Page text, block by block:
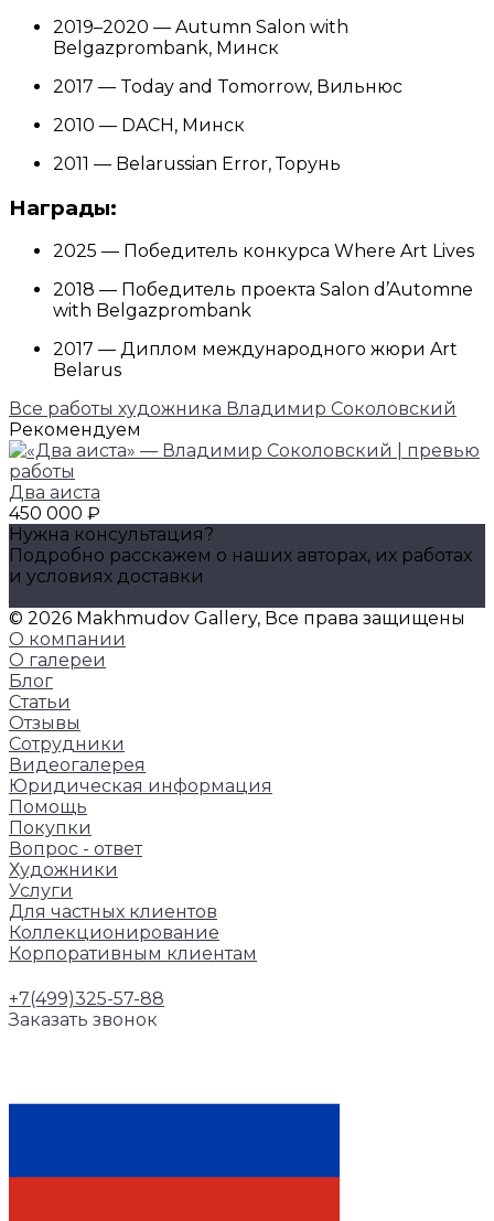
2019–2020 — Autumn Salon with
Belgazprombank, Минск
2017 — Today and Tomorrow, Вильнюс
2010 — DACH, Минск
2011 — Belarussian Error, Торунь
Награды:
2025 — Победитель конкурса Where Art Lives
2018 — Победитель проекта Salon d’Automne
with Belgazprombank
2017 — Диплом международного жюри Art
Belarus
Все работы художника Владимир Соколовский
Рекомендуем
Два аиста
450 000 ₽
Нужна консультация?
Подробно расскажем о наших авторах, их работах
и условиях доставки
© 2026 Makhmudov Gallery, Все права защищены
О компании
О галереи
Блог
Статьи
Отзывы
Сотрудники
Видеогалерея
Юридическая информация
Помощь
Покупки
Вопрос - ответ
Художники
Услуги
Для частных клиентов
Коллекционирование
Корпоративным клиентам
+7(499)325-57-88
Заказать звонок